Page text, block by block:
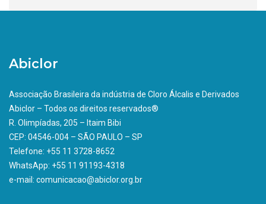
Abiclor
Associação Brasileira da indústria de Cloro Álcalis e Derivados
Abiclor – Todos os direitos reservados®
R. Olimpíadas, 205 – Itaim Bibi
CEP: 04546-004 – SÃO PAULO – SP
Telefone: +55 11 3728-8652
WhatsApp: +55 11 91193-4318
e-mail: comunicacao@abiclor.org.br